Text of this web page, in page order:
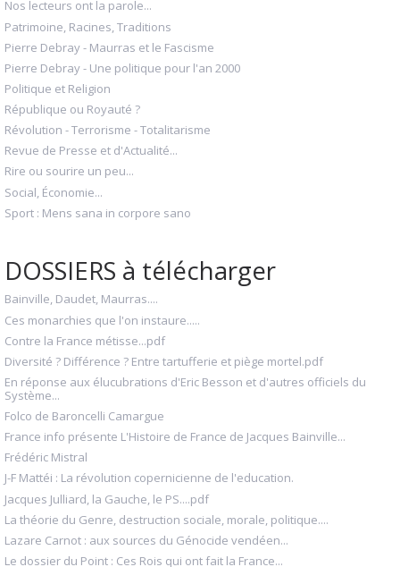
Nos lecteurs ont la parole...
Patrimoine, Racines, Traditions
Pierre Debray - Maurras et le Fascisme
Pierre Debray - Une politique pour l'an 2000
Politique et Religion
République ou Royauté ?
Révolution - Terrorisme - Totalitarisme
Revue de Presse et d'Actualité...
Rire ou sourire un peu...
Social, Économie...
Sport : Mens sana in corpore sano
DOSSIERS à télécharger
Bainville, Daudet, Maurras....
Ces monarchies que l'on instaure.....
Contre la France métisse...pdf
Diversité ? Différence ? Entre tartufferie et piège mortel.pdf
En réponse aux élucubrations d'Eric Besson et d'autres officiels du
Système...
Folco de Baroncelli Camargue
France info présente L'Histoire de France de Jacques Bainville...
Frédéric Mistral
J-F Mattéi : La révolution copernicienne de l'education.
Jacques Julliard, la Gauche, le PS....pdf
La théorie du Genre, destruction sociale, morale, politique....
Lazare Carnot : aux sources du Génocide vendéen...
Le dossier du Point : Ces Rois qui ont fait la France...